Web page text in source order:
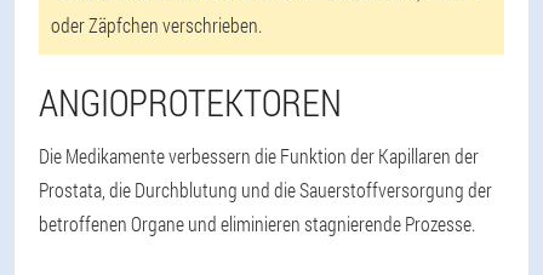
oder Zäpfchen verschrieben.
ANGIOPROTEKTOREN
Die Medikamente verbessern die Funktion der Kapillaren der
Prostata, die Durchblutung und die Sauerstoffversorgung der
betroffenen Organe und eliminieren stagnierende Prozesse.